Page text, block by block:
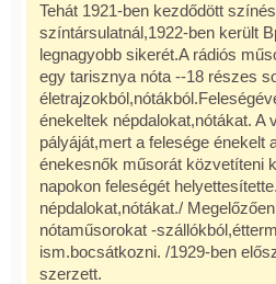
Tehát 1921-ben kezdődött
színtársulatnál,1922-ben került
legnagyobb sikerét.A rádiós
egy tarisznya nóta --18 részes
énekeltek népdalokat,nótákat. A
pályáját,mert a felesége énekelt
énekesnők műsorát közvetíteni
napokon feleségét
népdalokat,nótákat./
nótaműsorokat -
ism.bocsátkozni. /1929-ben
szerzett.